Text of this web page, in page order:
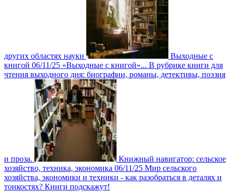
других областях науки
Выходные с
книгой 06/11/25 «Выходные с книгой»... В рубрике книги для
чтения выходного дня: биографии, романы, детективы, поэзия
и проза.
Книжный навигатор: сельское
хозяйство, техника, экономика 06/11/25 Мир сельского
хозяйства, экономики и техники - как разобраться в деталях и
тонкостях? Книги подскажут!